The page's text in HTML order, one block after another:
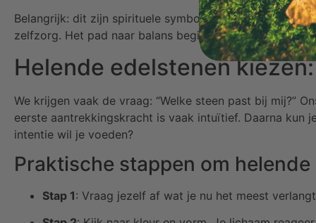
Belangrijk: dit zijn spirituele symbolieken, geen
zelfzorg. Het pad naar balans begint bij jezelf.
Helende edelstenen
We krijgen vaak de vraag: “Welke steen past bij mij?”
eerste aantrekkingskracht is vaak intuïtief. Daarna kun
intentie wil je voeden?
Praktische stappen om
Stap 1: Vraag jezelf af wat je nu het meest